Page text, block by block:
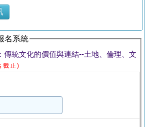
名系統
傳統文化的價值與連結--土地、倫理、文
截止)